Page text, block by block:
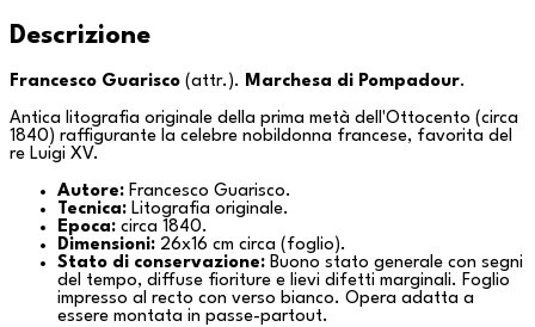
Descrizione
Francesco Guarisco (attr.). Marchesa di Pompadour.
Antica litografia originale della prima metà dell'Ottocento (circa
1840) raffigurante la celebre nobildonna francese, favorita del
re Luigi XV.
Autore: Francesco Guarisco.
Tecnica: Litografia originale.
Epoca: circa 1840.
Dimensioni: 26x16 cm circa (foglio).
Stato di conservazione: Buono stato generale con segni
del tempo, diffuse fioriture e lievi difetti marginali. Foglio
impresso al recto con verso bianco. Opera adatta a
essere montata in passe-partout.